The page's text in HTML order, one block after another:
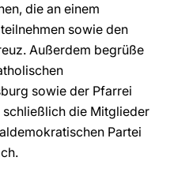
die an einem
sowie den
Außerdem begrüße
sowie der Pfarrei
die Mitglieder
Partei